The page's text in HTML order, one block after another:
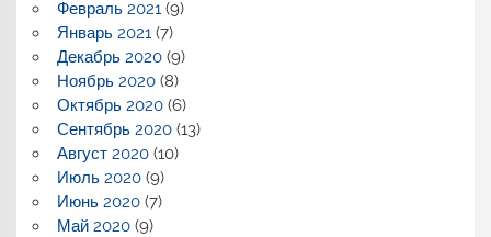
Февраль 2021 (9)
Январь 2021 (7)
Декабрь 2020(9)
Ноябрь 2020(8)
Октябрь 2020(6)
Сентябрь 2020(13)
Август 2020(10)
Июль 2020(9)
Июнь 2020(7)
Май 2020(9)